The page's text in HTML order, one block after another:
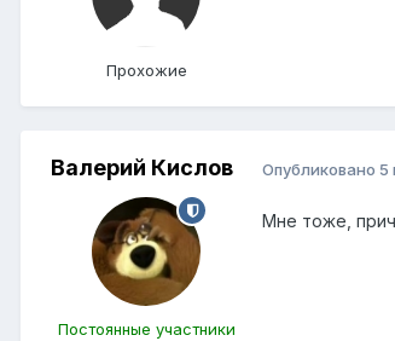
Прохожие
Валерий Кислов
Постоянные участники
Опубликовано 5
Мне тоже,